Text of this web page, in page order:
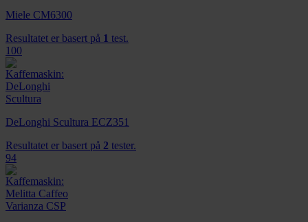
Miele CM6300
Resultatet er basert på 1 test.
100
DeLonghi Scultura ECZ351
Resultatet er basert på 2 tester.
94